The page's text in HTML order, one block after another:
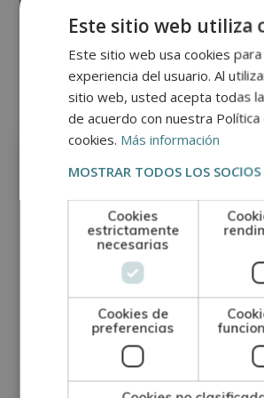
Otras
Animales
Este sitio web utiliza
Este sitio web usa cookies
experiencia del usuario. Al
sitio web, usted acepta todas
de acuerdo con nuestra Política
cookies. Más información
MOSTRAR TODOS LOS SOCIOS
Cookies
estrictamente
necesarias
Cookies de
preferencias